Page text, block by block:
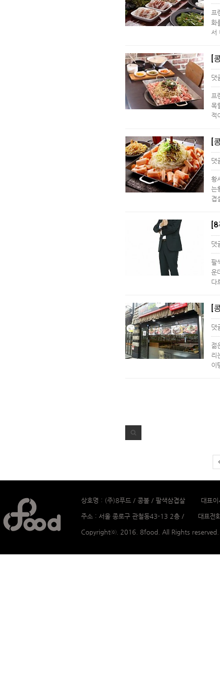
프
화
서
[
댓
프
목
적
[
댓
황
는
겹
댓
팔
운
다
댓
젊
리
이
상호명 : (주)8푸드 / 콩불 / 팔색삼겹살 대표
주소 : 서울 종로구 관철동43-13 2층 / 대
Copyrightⓒ. 2016. 8food. All Rights reserved.